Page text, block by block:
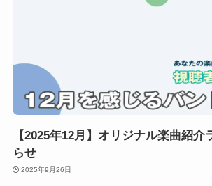
【2025年12月】オリジナル楽曲紹介
らせ
2025年9月26日